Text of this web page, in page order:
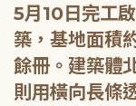
5月10日完工
築，基地面積
餘冊。建築體
則用橫向長條